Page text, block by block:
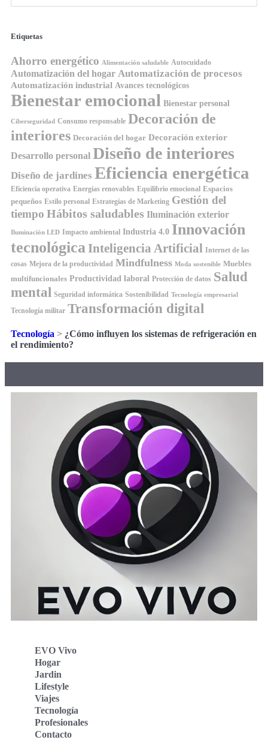
Etiquetas
Ahorro energético Alimentación saludable Autocuidado
Automatización del hogar Automatización de procesos
Automatización industrial Avances tecnológicos
Bienestar emocional Bienestar personal
Ciberseguridad Consumo responsable Decoración de
interiores Decoración del hogar Decoración exterior
Desarrollo personal Diseño de interiores
Diseño de jardines Eficiencia energética
Eficiencia operativa Energías renovables Equilibrio emocional Espacios
pequeños Estilo personal Estrategias de Marketing Gestión del
tiempo Hábitos saludables Iluminación exterior
Iluminación LED Impacto ambiental Industria 4.0 Innovación
tecnológica Inteligencia Artificial Internet de las
cosas Mejora de la productividad Mindfulness Moda sostenible Muebles
multifuncionales Productividad laboral Protección de datos Salud
mental Seguridad informática Sostenibilidad Tecnología empresarial
Tecnología militar Transformación digital
Tecnología > ¿Cómo influyen los sistemas de refrigeración en
el rendimiento?
EVO Vivo
Hogar
Jardin
Lifestyle
Viajes
Tecnología
Profesionales
Contacto